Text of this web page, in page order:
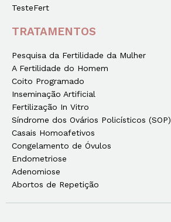
TesteFert
TRATAMENTOS
Pesquisa da Fertilidade da Mulher
A Fertilidade do Homem
Coito Programado
Inseminação Artificial
Fertilização In Vitro
Síndrome dos Ovários Policísticos (SOP)
Casais Homoafetivos
Congelamento de Óvulos
Endometriose
Adenomiose
Abortos de Repetição